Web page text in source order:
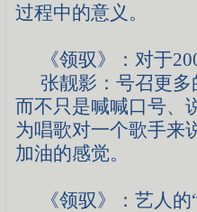
过程中的意义。
《领驭》： 对于
张靓影：号召更多
而不只是喊喊口号、
为唱歌对一个歌手来
加油的感觉。
《领驭》：艺人的